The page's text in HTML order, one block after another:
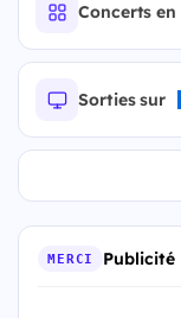
Concerts en
Sorties sur
MERCI Publicité